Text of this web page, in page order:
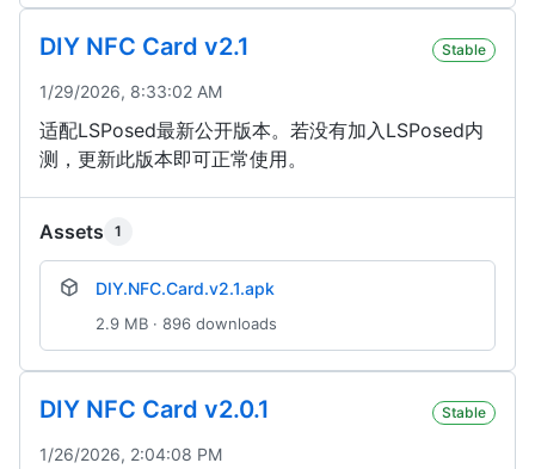
DIY NFC Card v2.1 Stable
1/29/2026, 8:33:02 AM
适配LSPosed最新公开版本。若没有加入LSPosed内
测，更新此版本即可正常使用。
Assets 1
DIY.NFC.Card.v2.1.apk
2.9 MB · 896 downloads
DIY NFC Card v2.0.1 Stable
1/26/2026, 2:04:08 PM